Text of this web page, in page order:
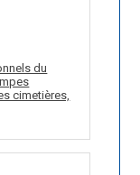
du
cimetières,